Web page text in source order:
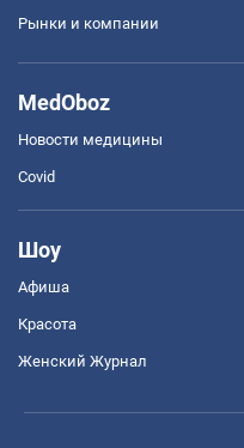
Рынки и компании
MedOboz
Новости медицины
Covid
Шоу
Афиша
Красота
Женский Журнал